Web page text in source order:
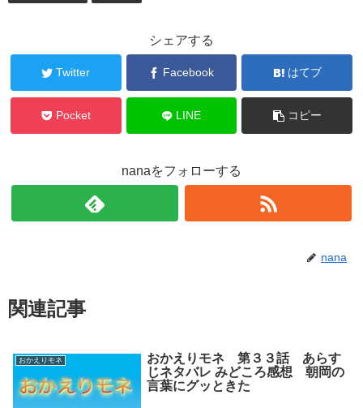
シェアする
Twitter Facebook はてブ
Pocket LINE コピー
nanaをフォローする
nana
関連記事
おかえりモネ
おかえりモネ 第３３話 あらす
じネタバレ みどころ感想 朝岡の
言葉にグッときた